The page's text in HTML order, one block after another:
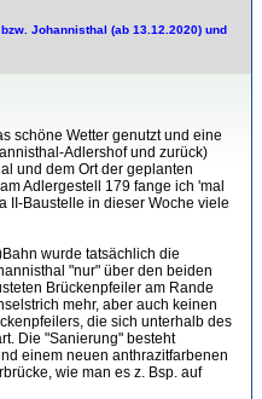
Johannisthal (ab 13.12.2020) und
schöne Wetter genutzt und eine
Adlershof und zurück)
und dem Ort der geplanten
Adlergestell 179 fange ich 'mal
II-Baustelle in dieser Woche viele
wurde tatsächlich die
"nur" über den beiden
Brückenpfeiler am Rande
mehr, aber auch keinen
die sich unterhalb des
Die "Sanierung" besteht
einem neuen anthrazitfarbenen
wie man es z. Bsp. auf